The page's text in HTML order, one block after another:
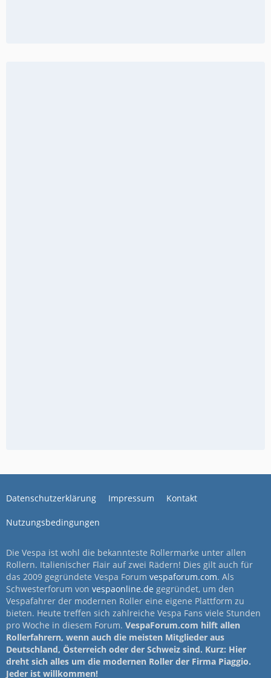
Datenschutzerklärung Impressum Kontakt
Nutzungsbedingungen
Die Vespa ist wohl die bekannteste Rollermarke unter allen
Rollern. Italienischer Flair auf zwei Rädern! Dies gilt auch für
das 2009 gegründete Vespa Forum vespaforum.com. Als
Schwesterforum von vespaonline.de gegründet, um den
Vespafahrer der modernen Roller eine eigene Plattform zu
bieten. Heute treffen sich zahlreiche Vespa Fans viele Stunden
pro Woche in diesem Forum. VespaForum.com hilft allen
Rollerfahrern, wenn auch die meisten Mitglieder aus
Deutschland, Österreich oder der Schweiz sind. Kurz: Hier
dreht sich alles um die modernen Roller der Firma Piaggio.
Jeder ist willkommen!